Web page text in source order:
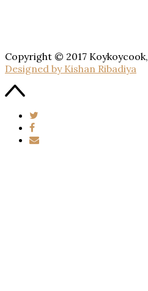
Copyright © 2017
Designed by Kishan Ribadiya